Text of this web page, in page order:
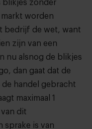
blikjes zonder
worden
bedrijf de wet, want
zijn van een
nu alsnog de blikjes
dan gaat dat de
handel gebracht
maximaal 1
dit
sprake is van